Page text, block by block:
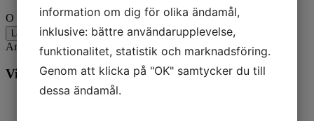
O RING @10 mängd
Lägg till i varukorg
Artikelnr:32509 Kategorier:Båt,Mercury
Vill du veta mer? Ring oss:
information om dig för olika ändamål,
inklusive: bättre användarupplevelse,
funktionalitet, statistik och marknadsföring.
Genom att klicka på "OK" samtycker du till
dessa ändamål.